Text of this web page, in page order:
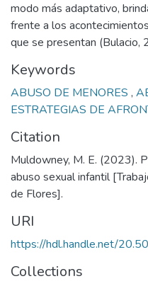
modo más adaptativo,
frente a los
que se presentan (Bulacio,
Keywords
ABUSO DE MENORES ,
ESTRATEGIAS DE
Citation
Muldowney, M. E. (2023).
abuso sexual infantil
de Flores].
URI
https://hdl.handle.net/
Collections